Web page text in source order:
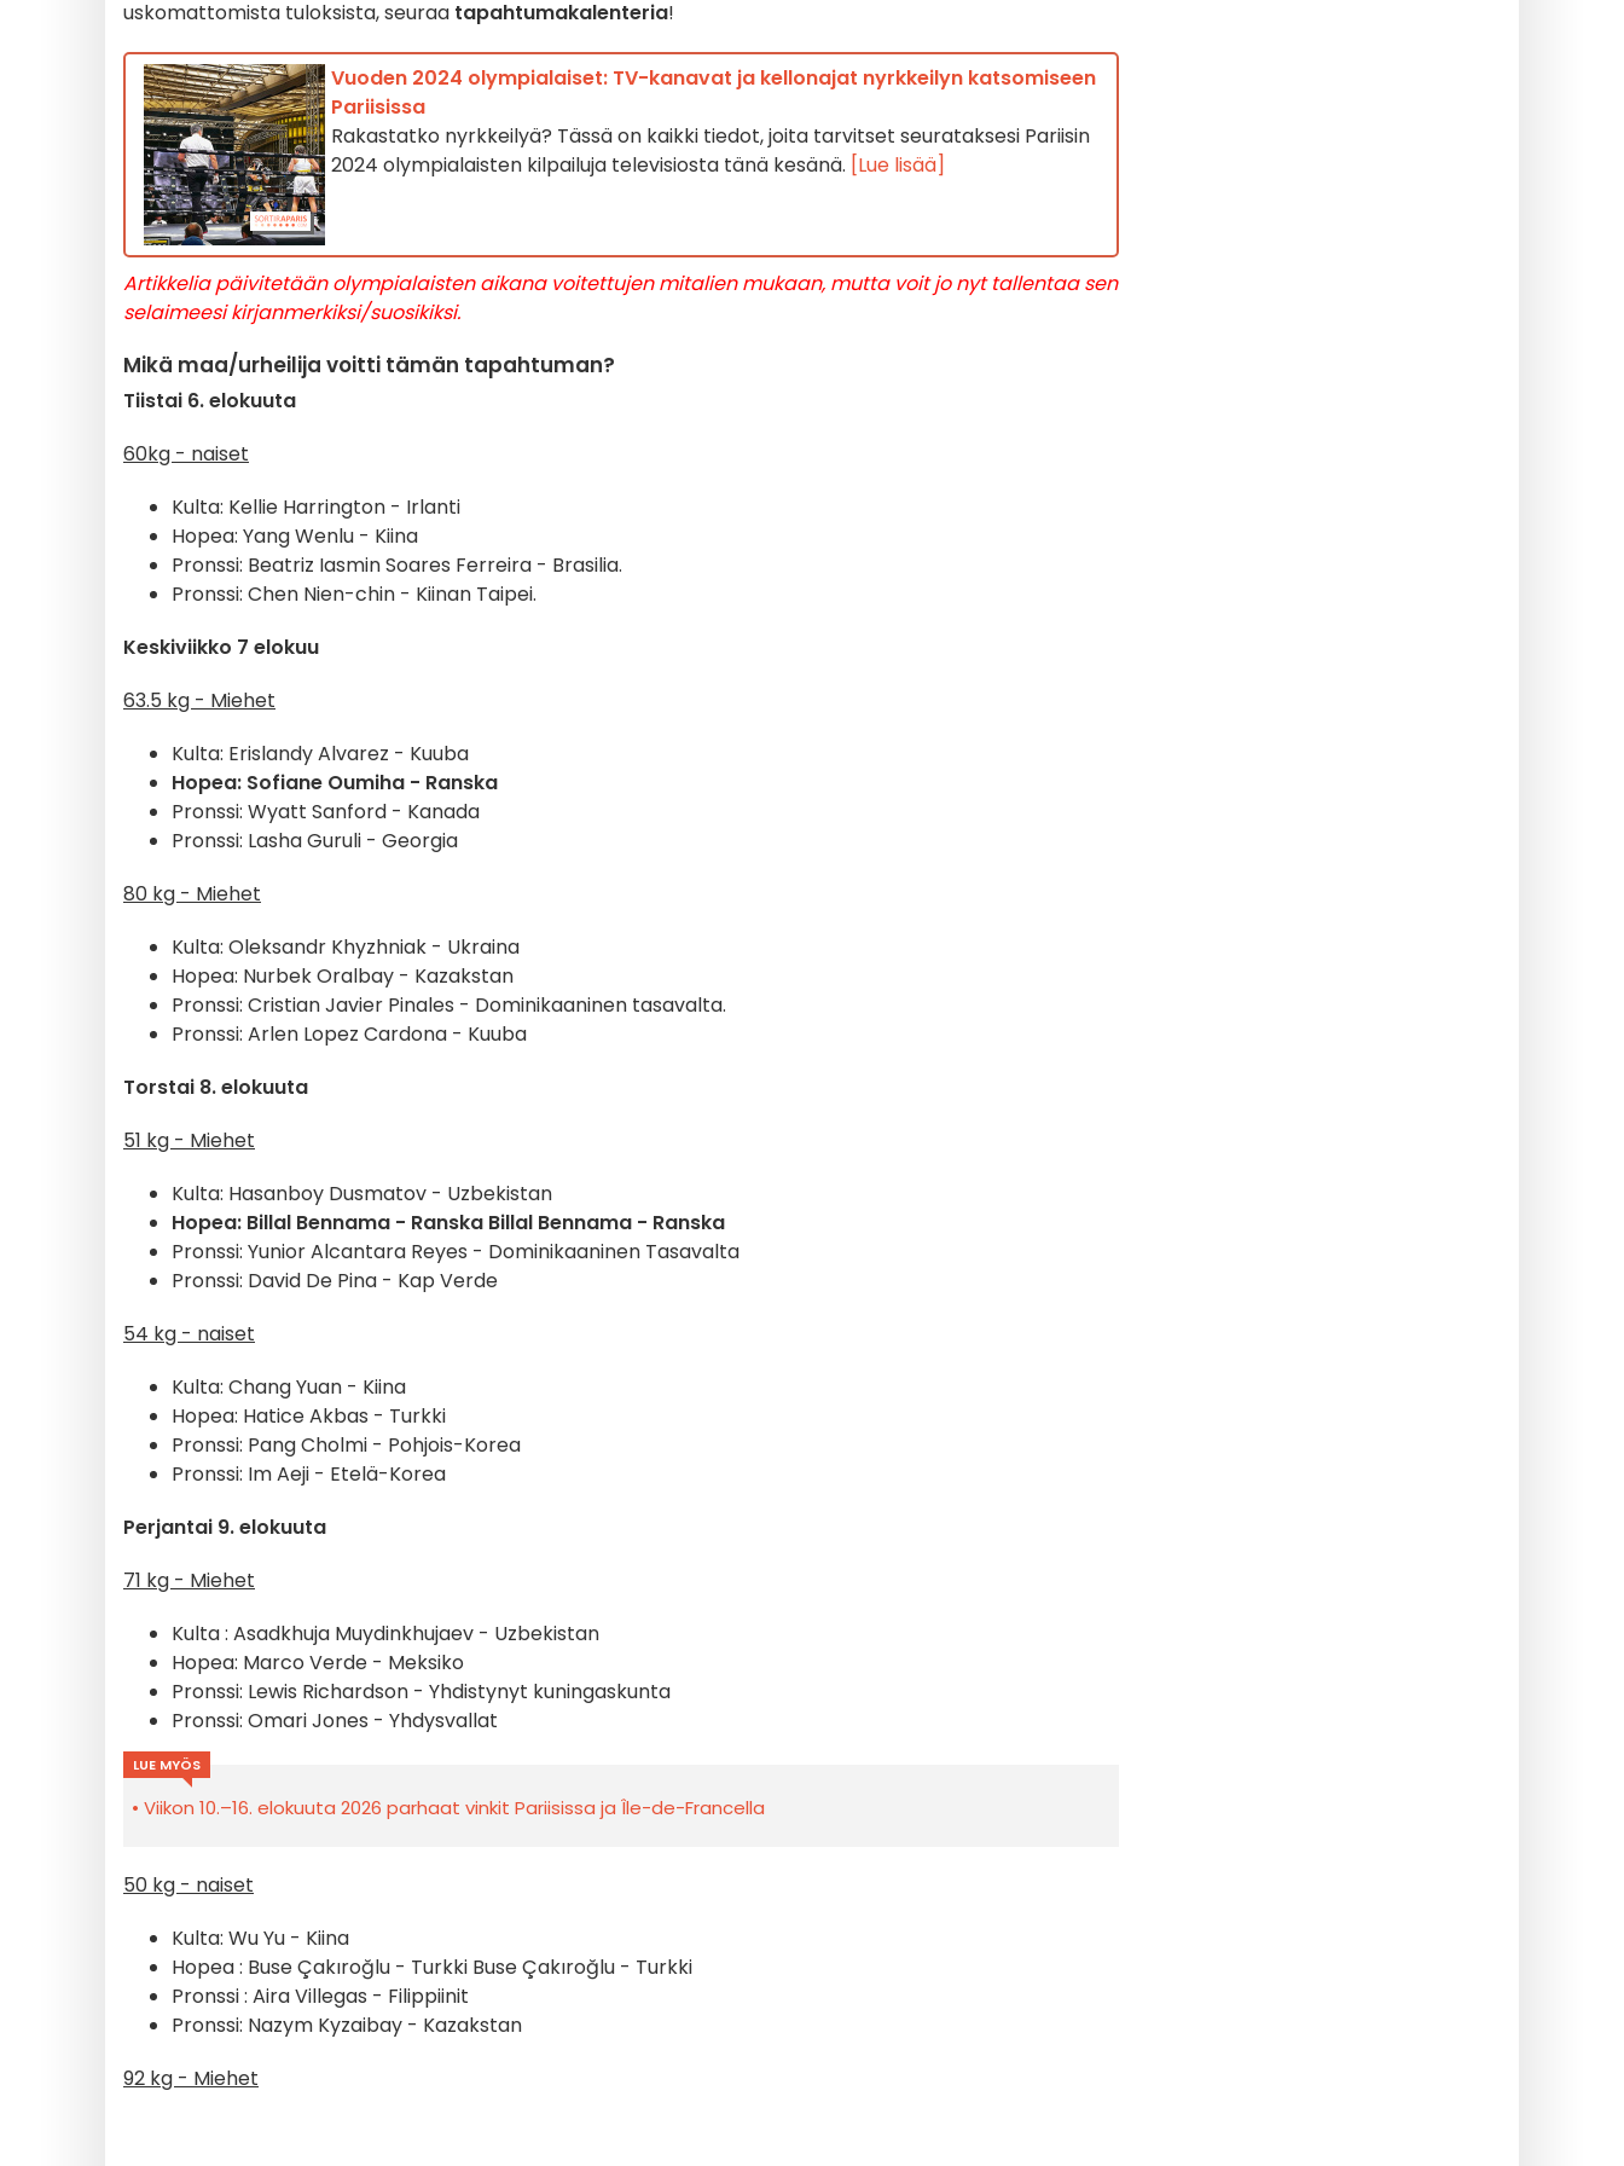
uskomattomista tuloksista, seuraa tapahtumakalenteria!
Vuoden 2024 olympialaiset: TV-kanavat ja kellonajat nyrkkeilyn katsomiseen
Pariisissa
Rakastatko nyrkkeilyä? Tässä on kaikki tiedot, joita tarvitset seurataksesi Pariisin
2024 olympialaisten kilpailuja televisiosta tänä kesänä. [Lue lisää]
Artikkelia päivitetään olympialaisten aikana voitettujen mitalien mukaan, mutta voit jo nyt tallentaa sen
selaimeesi kirjanmerkiksi/suosikiksi.
Mikä maa/urheilija voitti tämän tapahtuman?
Tiistai 6. elokuuta
60kg - naiset
Kulta: Kellie Harrington - Irlanti
Hopea: Yang Wenlu - Kiina
Pronssi: Beatriz Iasmin Soares Ferreira - Brasilia.
Pronssi: Chen Nien-chin - Kiinan Taipei.
Keskiviikko 7 elokuu
63.5 kg - Miehet
Kulta: Erislandy Alvarez - Kuuba
Hopea: Sofiane Oumiha - Ranska
Pronssi: Wyatt Sanford - Kanada
Pronssi: Lasha Guruli - Georgia
80 kg - Miehet
Kulta: Oleksandr Khyzhniak - Ukraina
Hopea: Nurbek Oralbay - Kazakstan
Pronssi: Cristian Javier Pinales - Dominikaaninen tasavalta.
Pronssi: Arlen Lopez Cardona - Kuuba
Torstai 8. elokuuta
51 kg - Miehet
Kulta: Hasanboy Dusmatov - Uzbekistan
Hopea: Billal Bennama - Ranska Billal Bennama - Ranska
Pronssi: Yunior Alcantara Reyes - Dominikaaninen Tasavalta
Pronssi: David De Pina - Kap Verde
54 kg - naiset
Kulta: Chang Yuan - Kiina
Hopea: Hatice Akbas - Turkki
Pronssi: Pang Cholmi - Pohjois-Korea
Pronssi: Im Aeji - Etelä-Korea
Perjantai 9. elokuuta
71 kg - Miehet
Kulta : Asadkhuja Muydinkhujaev - Uzbekistan
Hopea: Marco Verde - Meksiko
Pronssi: Lewis Richardson - Yhdistynyt kuningaskunta
Pronssi: Omari Jones - Yhdysvallat
LUE MYÖS
Viikon 10.–16. elokuuta 2026 parhaat vinkit Pariisissa ja Île-de-Francella
50 kg - naiset
Kulta: Wu Yu - Kiina
Hopea : Buse Çakıroğlu - Turkki Buse Çakıroğlu - Turkki
Pronssi : Aira Villegas - Filippiinit
Pronssi: Nazym Kyzaibay - Kazakstan
92 kg - Miehet